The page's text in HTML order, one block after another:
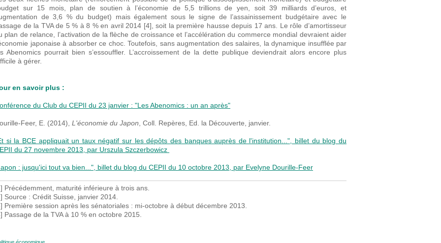
sur 15 mois, plan de soutien à l’économie de 5,5 trillions de yen, soit 39 milliards d’euros, et
de 3,6 % du budget) mais également sous le signe de l’assainissement budgétaire avec le
de la TVA de 5 % à 8 % en avril 2014 [4], soit la première hausse depuis 17 ans. Le rôle d’amortisseur
plan de relance, l’activation de la flèche de croissance et l’accélération du commerce mondial devraient aider
japonaise à absorber ce choc. Toutefois, sans augmentation des salaires, la dynamique insufflée par
Abenomics pourrait bien s’essouffler. L’accroissement de la dette publique deviendrait alors encore plus
à gérer.
en savoir plus :
du Club du CEPII du 23 janvier : "Les Abenomics : un an après"
Feer, E. (2014), L'économie du Japon , Coll. Repères, Ed. la Découverte, janvier.
si la BCE appliquait un taux négatif sur les dépôts des banques auprès de l'institution...", billet du blog du
du 27 novembre 2013, par Urszula Szczerbowicz
: jusqu'ici tout va bien...", billet du blog du CEPII du 10 octobre 2013, par Evelyne Dourille-Feer
Précédemment, maturité inférieure à trois ans.
Source : Crédit Suisse, janvier 2014.
Première session après les sénatoriales : mi-octobre à début décembre 2013.
Passage de la TVA à 10 % en octobre 2015.
économique